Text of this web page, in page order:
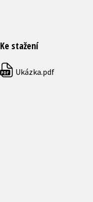
Ke stažení
PDF Ukázka.pdf